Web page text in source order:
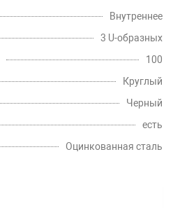
Внутреннее
3 U-образных
100
Круглый
Черный
есть
Оцинкованная сталь